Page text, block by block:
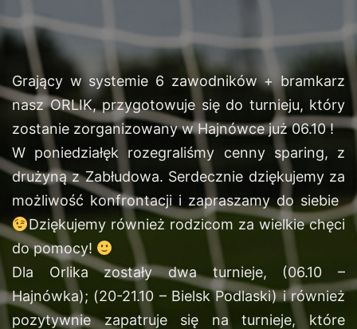
Grający w systemie 6 zawodników + bramkarz
nasz ORLIK, przygotowuje się do turnieju, który
zostanie zorganizowany w Hajnówce już 06.10 !
W poniedziałęk rozegraliśmy cenny sparing, z
drużyną z Zabłudowa. Serdecznie dziękujemy za
możliwość konfrontacji i zapraszamy do siebie
Dziękujemy również rodzicom za wielkie chęci
do pomocy!
Dla Orlika zostały dwa turnieje, (06.10 –
Hajnówka); (20-21.10 – Bielsk Podlaski) i również
pozytywnie zapatruje się na turnieje, które